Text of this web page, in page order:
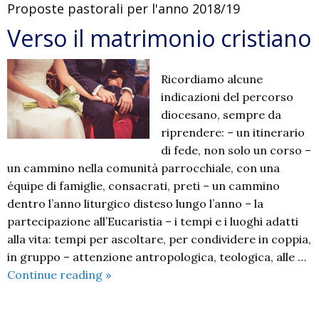
il
Vescovo
Oscar
Proposte pastorali per l'anno 2018/19
Verso il matrimonio cristiano
Ricordiamo alcune
indicazioni del percorso
diocesano, sempre da
riprendere: – un itinerario
di fede, non solo un corso –
un cammino nella comunità parrocchiale, con una
équipe di famiglie, consacrati, preti – un cammino
dentro l’anno liturgico disteso lungo l’anno – la
partecipazione all’Eucaristia – i tempi e i luoghi adatti
alla vita: tempi per ascoltare, per condividere in coppia,
in gruppo – attenzione antropologica, teologica, alle …
Continue reading Verso
»